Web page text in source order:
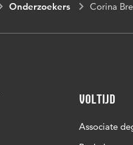
Onderzoekers Corina
Voltijd
Associate